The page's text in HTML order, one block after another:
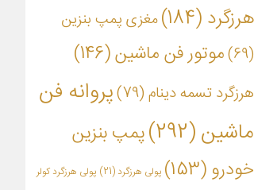
هرزگرد (184)
مغزی پمپ بنزین
(69)
موتور فن ماشین(146)
هرزگرد تسمه دینام(79)
پروانه فن
ماشین(292)
پمپ بنزین
خودرو(153) پولی هرزگرد(21) پولی هرزگرد کولر